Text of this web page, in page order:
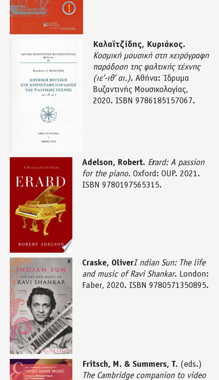
Καλαϊτζίδης, Κυριάκος.
Κοσμική μουσική στη χειρόγραφη
παράδοση της ψαλτικής τέχνης
(ιε’-ιθ’ αι.). Αθήνα: Ίδρυμα
Βυζαντινής Μουσικολογίας,
2020. ISBN 9786185157067.
Adelson, Robert. Erard: A passion
for the piano. Oxford: OUP. 2021.
ISBN 9780197565315.
Craske, OliverI ndian Sun: The life
and music of Ravi Shankar. London:
Faber, 2020. ISBN 9780571350895.
Fritsch, M. & Summers, T. (eds.)
The Cambridge companion to video